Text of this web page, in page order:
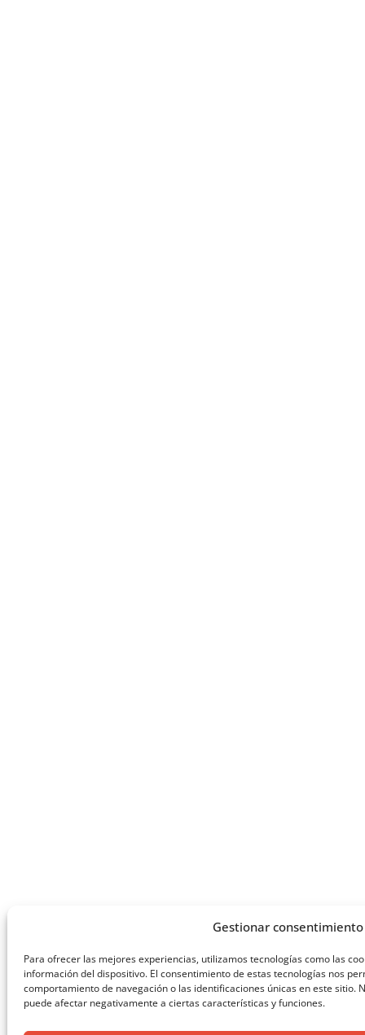
Gestionar consentimiento
Para ofrecer las mejores experiencias, utilizamos tecnologías como las
información del dispositivo. El consentimiento de estas tecnologías nos
comportamiento de navegación o las identificaciones únicas en este sitio.
puede afectar negativamente a ciertas características y funciones.